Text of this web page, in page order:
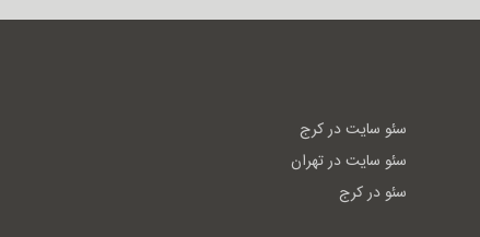
سئو سایت در کرج
سئو سایت در تهران
سئو در کرج